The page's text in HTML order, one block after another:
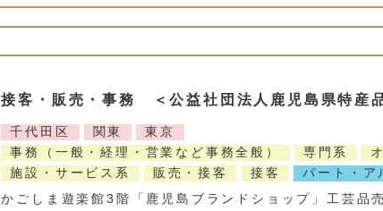
接客・販売・事務 ＜公益社団法人鹿児島県特産
千代田区 関東
東京
事務（一般・経理・営業など事務全般）
専門系
施設・サービス系
販売・接客 接客
パート・ア
かごしま遊楽館3階「鹿児島ブランドショップ」工芸品